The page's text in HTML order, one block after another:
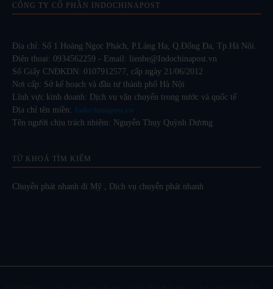
CÔNG TY CỔ PHẦN INDOCHINAPOST
Địa chỉ: Số 1 Hoàng Ngọc Phách, P.Láng Hạ, Q.Đống Đa, Tp.Hà Nội.
Điện thoại: 0934562259 - Email: lienhe@Indochinapost.vn
Số Giấy CNĐKDN: 0107912577, cấp ngày 21/06/2012
Nơi cấp: Sở kế hoạch và đầu tư thành phố Hà Nội
Lĩnh vực kinh doanh: Dịch vụ vận chuyển trong nước và quốc tế
Địa chỉ tên miền: Indochinapost.vn
Tên người chịu trách nhiệm: Nguyễn Thụy Quỳnh Dương
TỪ KHOÁ TÌM KIẾM
Chuyển phát nhanh đi Mỹ , Dịch vụ chuyển phát nhanh